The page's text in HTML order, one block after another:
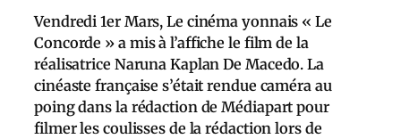
Vendredi 1er Mars, Le cinéma yonnais « Le
Concorde » a mis à l’affiche le film de la
réalisatrice Naruna Kaplan De Macedo. La
cinéaste française s’était rendue caméra au
poing dans la rédaction de Médiapart pour
filmer les coulisses de la rédaction lors de